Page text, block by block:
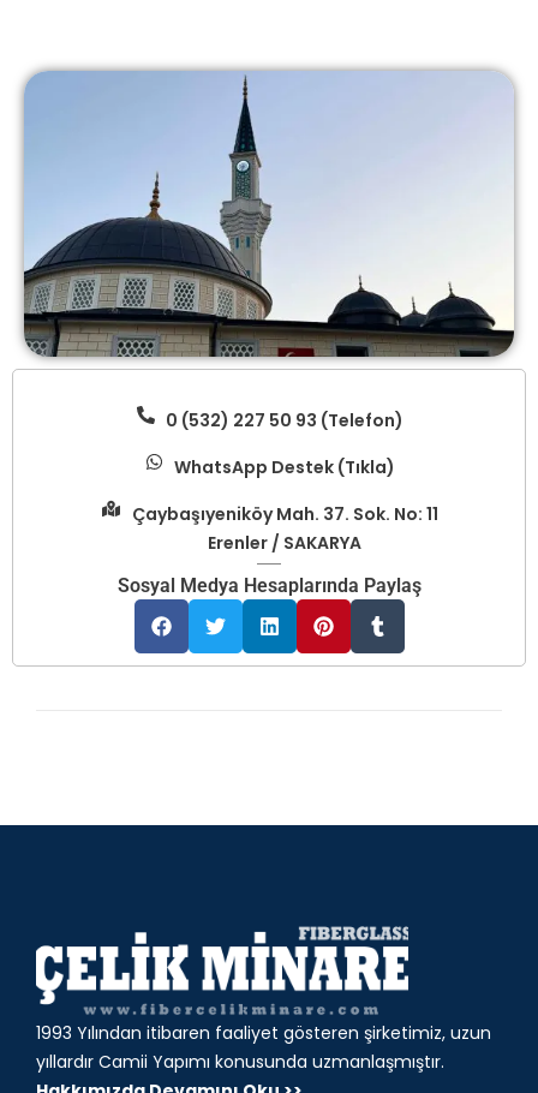
0 (532) 227 50 93 (Telefon)
WhatsApp Destek (Tıkla)
Çaybaşıyeniköy Mah. 37. Sok. No: 11
Erenler / SAKARYA
Sosyal Medya Hesaplarında Paylaş
1993 Yılından itibaren faaliyet gösteren şirketimiz, uzun
yıllardır Camii Yapımı konusunda uzmanlaşmıştır.